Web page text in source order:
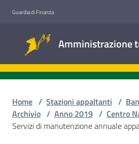
Guardia di Finanza
Amministrazione
trasparente
Home / Stazioni appaltanti /
Archivio / Anno 2019 / Centro
Servizi di manutenzione annuale